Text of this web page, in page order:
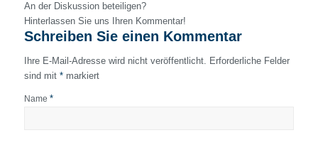
An der Diskussion beteiligen?
Hinterlassen Sie uns Ihren Kommentar!
Schreiben Sie einen Kommentar
Ihre E-Mail-Adresse wird nicht veröffentlicht. Erforderliche Felder
sind mit *markiert
Name *